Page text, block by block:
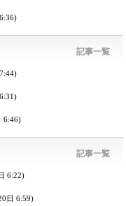
記事一覧
6:46)
記事一覧
6:22)
日 6:59)